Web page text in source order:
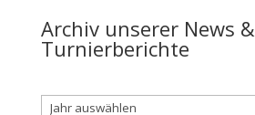
Archiv unserer News &
Turnierberichte
Archiv